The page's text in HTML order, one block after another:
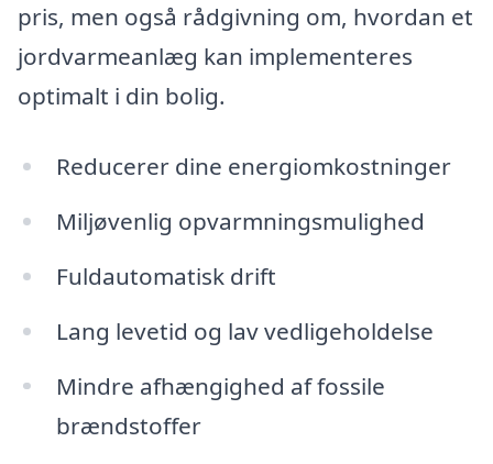
pris, men også rådgivning om, hvordan et
jordvarmeanlæg kan implementeres
optimalt i din bolig.
Reducerer dine energiomkostninger
Miljøvenlig opvarmningsmulighed
Fuldautomatisk drift
Lang levetid og lav vedligeholdelse
Mindre afhængighed af fossile
brændstoffer